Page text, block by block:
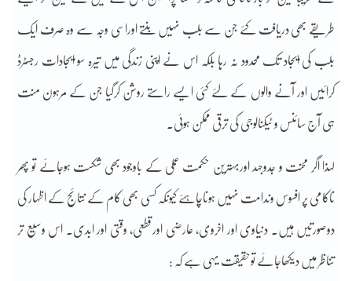
طریقے بھی دریافت کئے جن سے بلب نہیں بنتے اوراسی وجہ سے وہ صرف ایک
بلب کی ایجاد تک محدود نہ رہا بلکہ اس نے اپنی زندگی میں تیرہ سو ایجادات رجسٹرڈ
کرائیں اور آنے والوں کے لئے کئی ایسے راستے روشن کرگیا جن کے مرہون منت
ہی آج سائنس و ٹیکنالوجی کی ترقی ممکن ہوئی۔
لہذا اگر محنت و جدوجہد اوربہترین حکمت عملی کے باوجود بھی شکست ہوجائے تو پھر
ناکامی پر افسوس وندامت نہیں ہوناچاہئے کیونکہ کسی بھی کام کے نتائج کے اظہار کی
دوصورتیں ہیں۔ دنیاوی اور اخروی، عارضی اورقطعی، وقتی اور ابدی۔ اس وسیع تر
تناظر میں دیکھاجائے توحقیقت یہی ہے کہ :